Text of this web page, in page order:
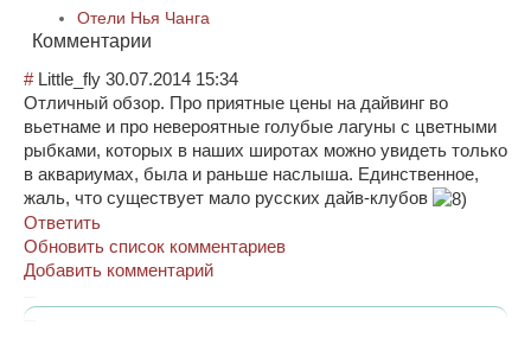
Отели Нья Чанга
Комментарии
# Little_fly 30.07.2014 15:34
Отличный обзор. Про приятные цены на дайвинг во
вьетнаме и про невероятные голубые лагуны с цветными
рыбками, которых в наших широтах можно увидеть только
в аквариумах, была и раньше наслыша. Единственное,
жаль, что существует мало русских дайв-клубов
Ответить
Обновить список комментариев
Добавить комментарий